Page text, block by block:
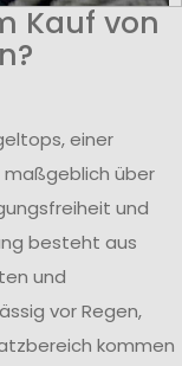
Kauf von
einer
über
und
besteht aus
und
vor Regen,
kommen